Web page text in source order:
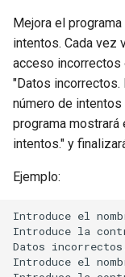
Mejora el
intentos. Cada vez
acceso incorrectos
"Datos incorrectos.
número de
programa
intentos." y
Ejemplo:
Introduce el
Introduce la
Datos
Introduce el